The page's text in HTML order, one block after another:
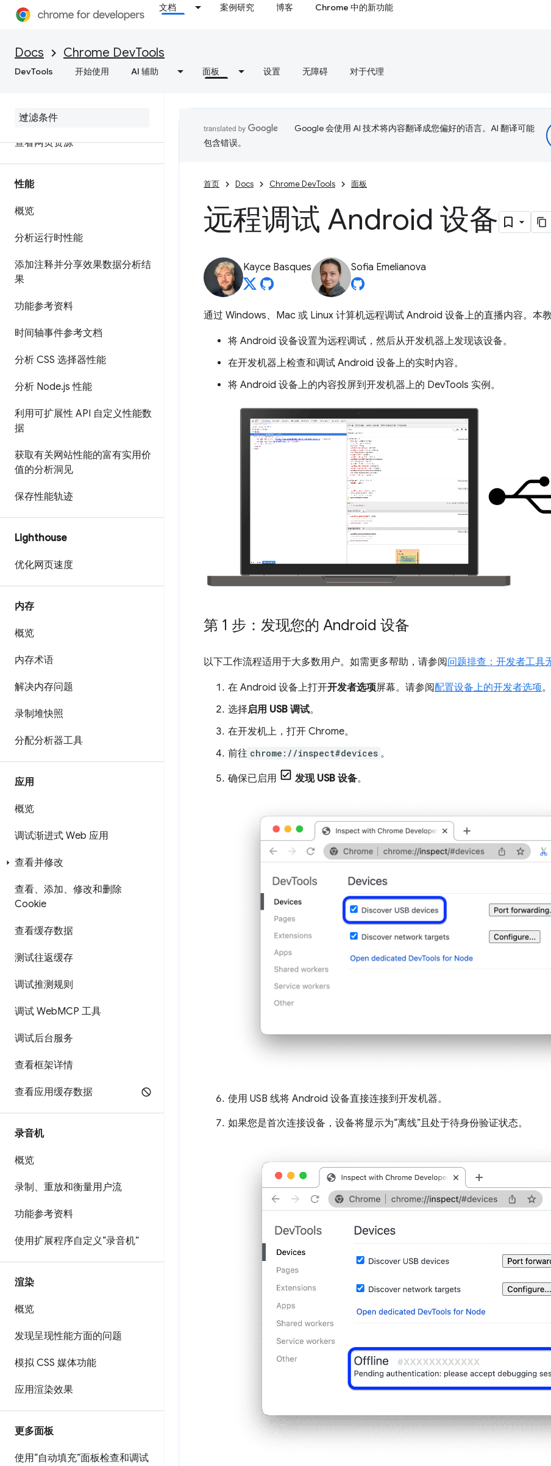
文档 案例研究 博客 Chrome 中的新功能
Docs Chrome DevTools
DevTools 开始使用 AI 辅助 面板 设置 无障碍 对于代理
概览
功能参考资料
查看网页资源
性能
概览
分析运行时性能
添加注释并分享效果数据分析结
果
功能参考资料
时间轴事件参考文档
分析 CSS 选择器性能
分析 Node.js 性能
利用可扩展性 API 自定义性能数
据
获取有关网站性能的富有实用价
值的分析洞见
保存性能轨迹
Lighthouse
优化网页速度
内存
概览
内存术语
解决内存问题
录制堆快照
分配分析器工具
应用
概览
调试渐进式 Web 应用
查看并修改
查看、添加、修改和删除
Cookie
查看缓存数据
测试往返缓存
调试推测规则
调试 WebMCP 工具
调试后台服务
查看框架详情
查看应用缓存数据
录音机
概览
录制、重放和衡量用户流
功能参考资料
使用扩展程序自定义“录音机”
渲染
概览
发现呈现性能方面的问题
模拟 CSS 媒体功能
应用渲染效果
更多面板
使用“自动填充”面板检查和调试
Google 会使用 AI 技术将内容翻译成您偏好的语言。AI 翻译可能
包含错误。
首页 Docs Chrome DevTools 面板
远程调试 Android 设备
Kayce Basques Sofia Emelianova
通过 Windows、Mac 或 Linux 计算机远程调试 Android 设备上的直播内容。本
将 Android 设备设置为远程调试，然后从开发机器上发现该设备。
在开发机器上检查和调试 Android 设备上的实时内容。
将 Android 设备上的内容投屏到开发机器上的 DevTools 实例。
第 1 步：发现您的 Android 设备
以下工作流程适用于大多数用户。如需更多帮助，请参阅问题排查：开发者工具
在 Android 设备上打开开发者选项屏幕。请参阅配置设备上的开发者选项。
选择启用 USB 调试。
在开发机上，打开 Chrome。
前往 chrome://inspect#devices 。
确保已启用 发现 USB 设备。
使用 USB 线将 Android 设备直接连接到开发机器。
如果您是首次连接设备，设备将显示为“离线”且处于待身份验证状态。